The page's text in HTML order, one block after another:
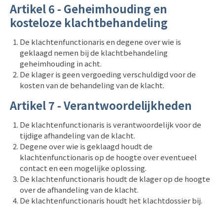
Artikel 6 - Geheimhouding en
kosteloze klachtbehandeling
De klachtenfunctionaris en degene over wie is
geklaagd nemen bij de klachtbehandeling
geheimhouding in acht.
De klager is geen vergoeding verschuldigd voor de
kosten van de behandeling van de klacht.
Artikel 7 - Verantwoordelijkheden
De klachtenfunctionaris is verantwoordelijk voor de
tijdige afhandeling van de klacht.
Degene over wie is geklaagd houdt de
klachtenfunctionaris op de hoogte over eventueel
contact en een mogelijke oplossing.
De klachtenfunctionaris houdt de klager op de hoogte
over de afhandeling van de klacht.
De klachtenfunctionaris houdt het klachtdossier bij.